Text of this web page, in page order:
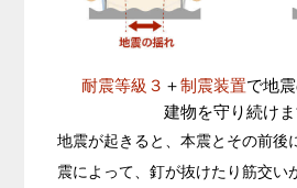
地震が起きると、本震とその前後
震によって、釘が抜けたり筋交い
耐震等級３ ＋制震装置で地
建物を守り続けま